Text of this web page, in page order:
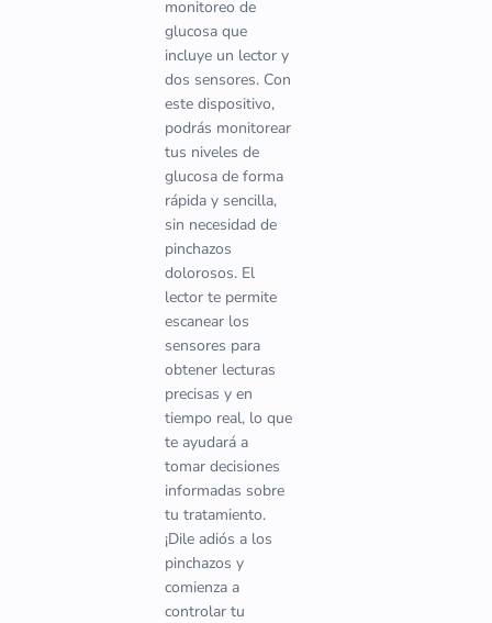
monitoreo de
glucosa que
incluye un lector y
dos sensores. Con
este dispositivo,
podrás monitorear
tus niveles de
glucosa de forma
rápida y sencilla,
sin necesidad de
pinchazos
dolorosos. El
lector te permite
escanear los
sensores para
obtener lecturas
precisas y en
tiempo real, lo que
te ayudará a
tomar decisiones
informadas sobre
tu tratamiento.
¡Dile adiós a los
pinchazos y
comienza a
controlar tu